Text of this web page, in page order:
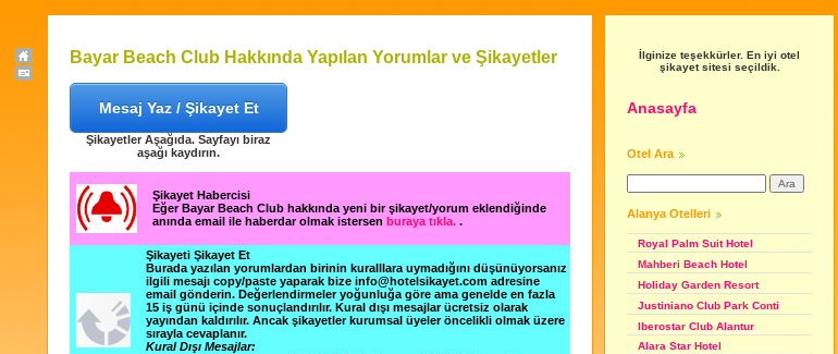
Bayar Beach Club Hakkında Yapılan Yorumlar ve Şikayetler
Mesaj Yaz / Şikayet Et
Şikayetler Aşağıda. Sayfayı biraz
aşağı kaydırın.
Şikayet Habercisi
Eğer Bayar Beach Club hakkında yeni bir şikayet/yorum eklendiğinde
anında email ile haberdar olmak istersen buraya tıkla. .
Şikayeti Şikayet Et
Burada yazılan yorumlardan birinin kuralllara uymadığını düşünüyorsanız
ilgili mesajı copy/paste yaparak bize info@hotelsikayet.com adresine
email gönderin. Değerlendirmeler yoğunluğa göre ama genelde en fazla
15 iş günü içinde sonuçlandırılır. Kural dışı mesajlar ücretsiz olarak
yayından kaldırılır. Ancak şikayetler kurumsal üyeler öncelikli olmak üzere
sırayla cevaplanır.
Kural Dışı Mesajlar:
İlginize teşekkürler. En iyi otel
şikayet sitesi seçildik.
Anasayfa
Otel Ara
Alanya Otelleri
Royal Palm Suit Hotel
Mahberi Beach Hotel
Holiday Garden Resort
Justiniano Club Park Conti
Iberostar Club Alantur
Alara Star Hotel